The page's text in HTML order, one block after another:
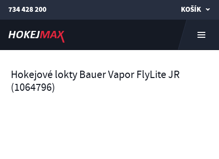
734 428 200 KOŠÍK
Hokejové lokty Bauer Vapor FlyLite JR
(1064796)